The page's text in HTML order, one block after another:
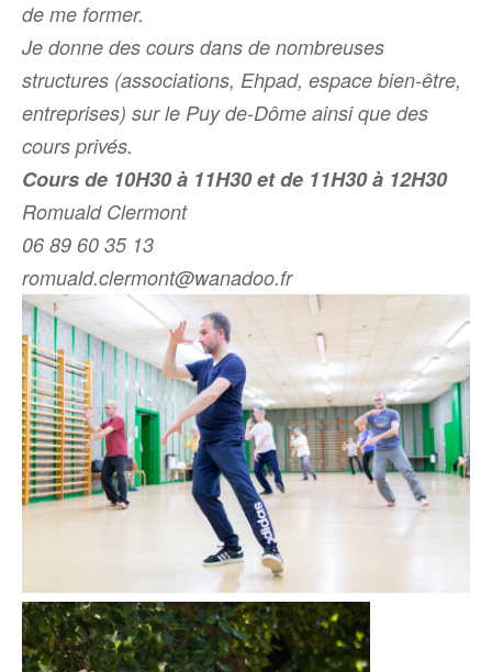
de me former.
Je donne des cours dans de nombreuses
structures (associations, Ehpad, espace bien-être,
entreprises) sur le Puy de-Dôme ainsi que des
cours privés.
Cours de 10H30 à 11H30 et de 11H30 à 12H30
Romuald Clermont
06 89 60 35 13
romuald.clermont@wanadoo.fr